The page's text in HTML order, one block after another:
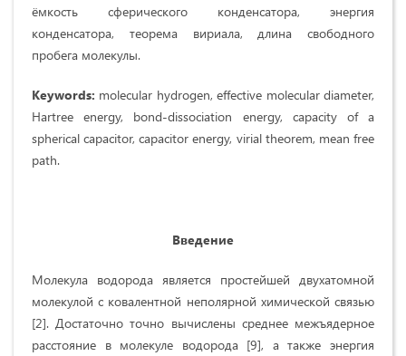
ёмкость сферического конденсатора, энергия
конденсатора, теорема вириала, длина свободного
пробега молекулы.
Keywords: molecular hydrogen, effective molecular diameter,
Hartree energy, bond-dissociation energy, capacity of a
spherical capacitor, capacitor energy, virial theorem, mean free
path.
Введение
Молекула водорода является простейшей двухатомной
молекулой с ковалентной неполярной химической связью
[2]. Достаточно точно вычислены среднее межъядерное
расстояние в молекуле водорода [9], а также энергия